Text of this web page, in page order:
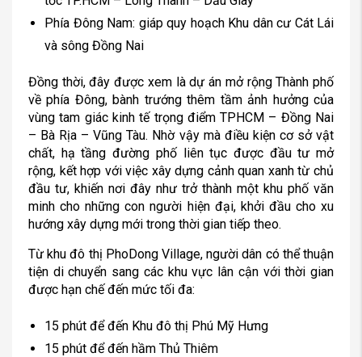
Phía Đông Nam: giáp quy hoạch Khu dân cư Cát Lái
và sông Đồng Nai
Đồng thời, đây được xem là dự án mở rộng Thành phố
về phía Đông, bành trướng thêm tầm ảnh hưởng của
vùng tam giác kinh tế trọng điểm TPHCM – Đồng Nai
– Bà Rịa – Vũng Tàu. Nhờ vậy mà điều kiện cơ sở vật
chất, hạ tầng đường phố liên tục được đầu tư mở
rộng, kết hợp với việc xây dựng cảnh quan xanh từ chủ
đầu tư, khiến nơi đây như trở thành một khu phố văn
minh cho những con người hiện đại, khởi đầu cho xu
hướng xây dựng mới trong thời gian tiếp theo.
Từ khu đô thị PhoDong Village, người dân có thể thuận
tiện di chuyển sang các khu vực lân cận với thời gian
được hạn chế đến mức tối đa:
15 phút để đến Khu đô thị Phú Mỹ Hưng
15 phút để đến hầm Thủ Thiêm